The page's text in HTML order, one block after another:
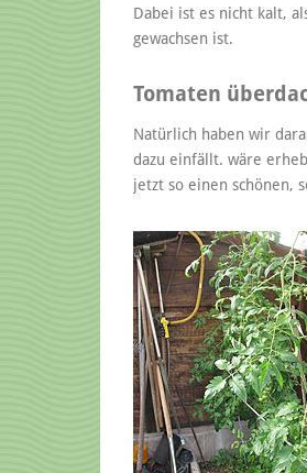
Dabei ist es nicht kalt,
gewachsen ist.
Tomaten
Natürlich haben wir
dazu einfällt. wäre
jetzt so einen schönen,